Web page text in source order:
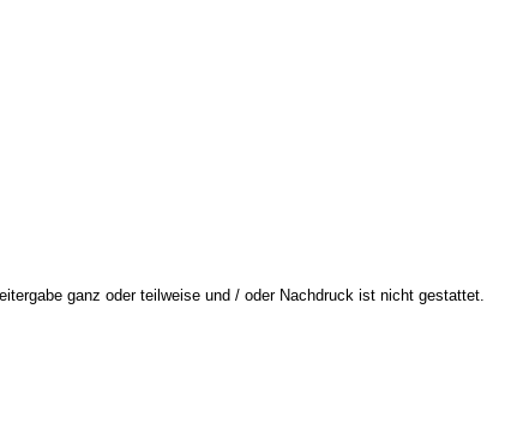
ganz oder teilweise und / oder Nachdruck ist nicht gestattet.